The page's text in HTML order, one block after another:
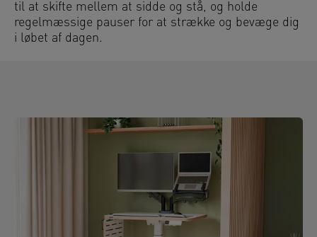
til at skifte mellem at sidde og stå, og holde
regelmæssige pauser for at strække og bevæge dig
i løbet af dagen.